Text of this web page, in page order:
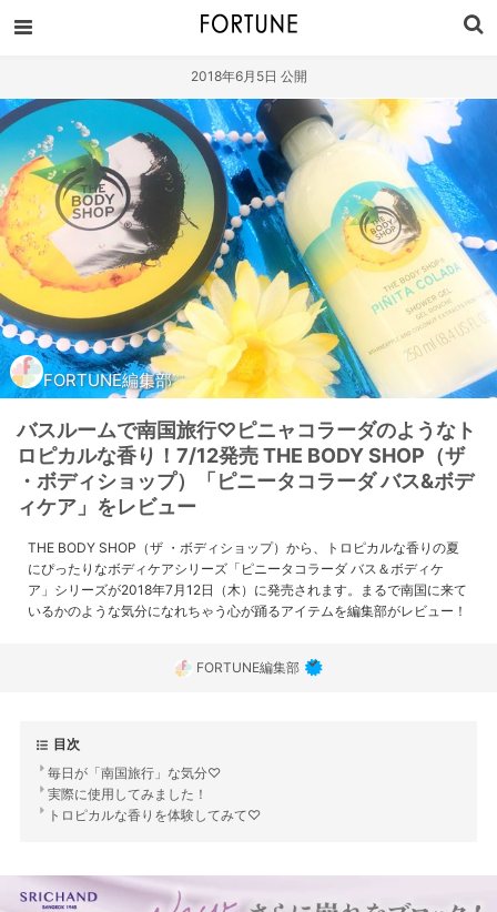
2018年6月5日 公開
FORTUNE編集部
バスルームで南国旅行♡ピニャコラーダのようなト
ロピカルな香り！7/12発売 THE BODY SHOP（ザ
・ボディショップ）「ピニータコラーダ バス&ボデ
ィケア」をレビュー
THE BODY SHOP（ザ ・ボディショップ）から、トロピカルな香りの夏
にぴったりなボディケアシリーズ「ピニータコラーダ バス＆ボディケ
ア」シリーズが2018年7月12日（木）に発売されます。まるで南国に来て
いるかのような気分になれちゃう心が踊るアイテムを編集部がレビュー！
FORTUNE編集部
目次
毎日が「南国旅行」な気分♡
実際に使用してみました！
トロピカルな香りを体験してみて♡